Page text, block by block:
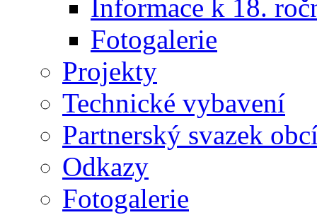
Informace k 18.
Fotogalerie
Projekty
Technické vybavení
Partnerský svazek
Odkazy
Fotogalerie